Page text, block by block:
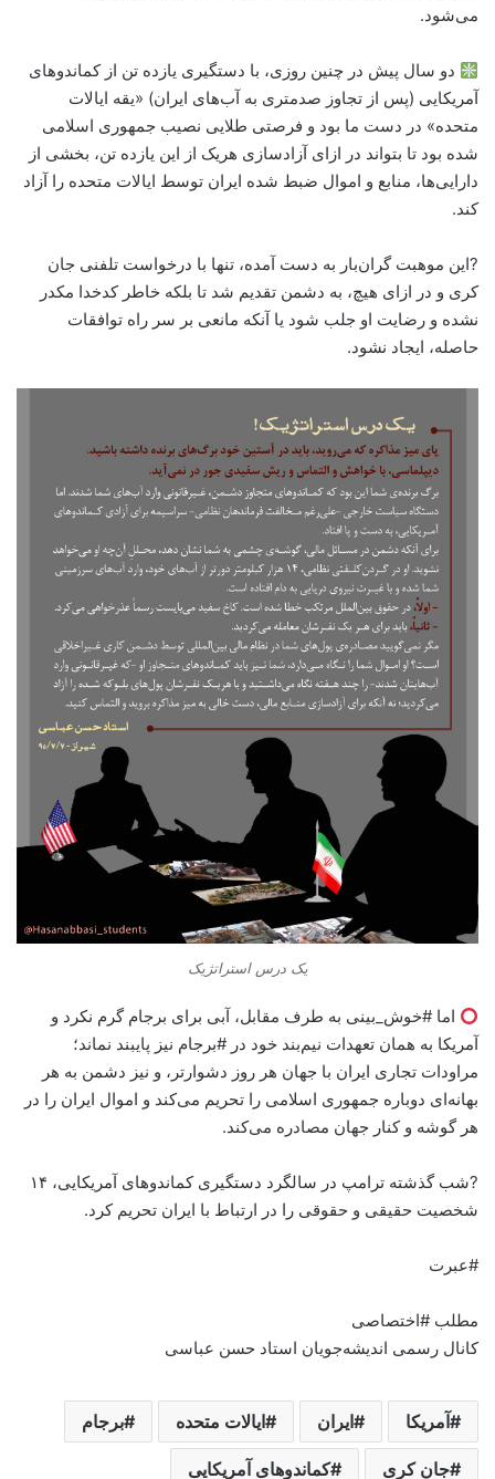
می‌شود.
دو سال پیش در چنین روزی، با دستگیری یازده تن از کماندوهای
آمریکایی (پس از تجاوز صدمتری به آب‌های ایران) «یقه ایالات
متحده» در دست ما بود و فرصتی طلایی نصیب جمهوری اسلامی
شده بود تا بتواند در ازای آزادسازی هریک از این یازده تن، بخشی از
دارایی‌ها، منابع و اموال ضبط شده ایران توسط ایالات متحده را آزاد
کند.
?این موهبت گران‌بار به دست آمده، تنها با درخواست تلفنی جان
کری و در ازای هیچ، به دشمن تقدیم شد تا بلکه خاطر کدخدا مکدر
نشده و رضایت او جلب شود یا آنکه مانعی بر سر راه توافقات
حاصله، ایجاد نشود.
یک درس استراتژیک
اما #خوش_بینی به طرف مقابل، آبی برای برجام گرم نکرد و
آمریکا به همان تعهدات نیم‌بند خود در #برجام نیز پایبند نماند؛
مراودات تجاری ایران با جهان هر روز دشوارتر، و نیز دشمن به هر
بهانه‌ای دوباره جمهوری اسلامی را تحریم می‌کند و اموال ایران را در
هر گوشه و کنار جهان مصادره می‌کند.
?شب گذشته ترامپ در سالگرد دستگیری کماندوهای آمریکایی، ۱۴
شخصیت حقیقی و حقوقی را در ارتباط با ایران تحریم کرد.
#عبرت
مطلب #اختصاصی
کانال رسمی اندیشه‌جویان استاد حسن عباسی
آمریکا ایران ایالات متحده برجام
جان کری کماندوهای آمریکایی